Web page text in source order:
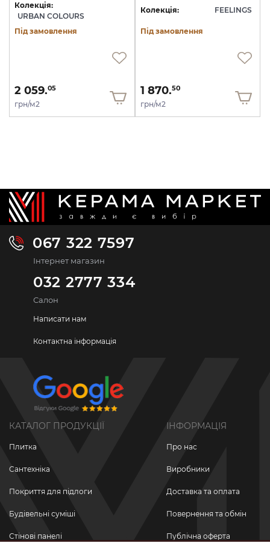
Колекція:
URBAN COLOURS
Під замовлення
2 059.05
грн/м2
Колекція: FEELINGS
Під замовлення
1 870.50
грн/м2
067 322 7597
Інтернет магазин
032 2777 334
Салон
Написати нам
Контактна інформація
КАТАЛОГ ПРОДУКЦІЇ
Плитка
Сантехніка
Покриття для підлоги
Будівельні суміші
Стінові панелі
ІНФОРМАЦІЯ
Про нас
Виробники
Доставка та оплата
Повернення та обмін
Публічна оферта